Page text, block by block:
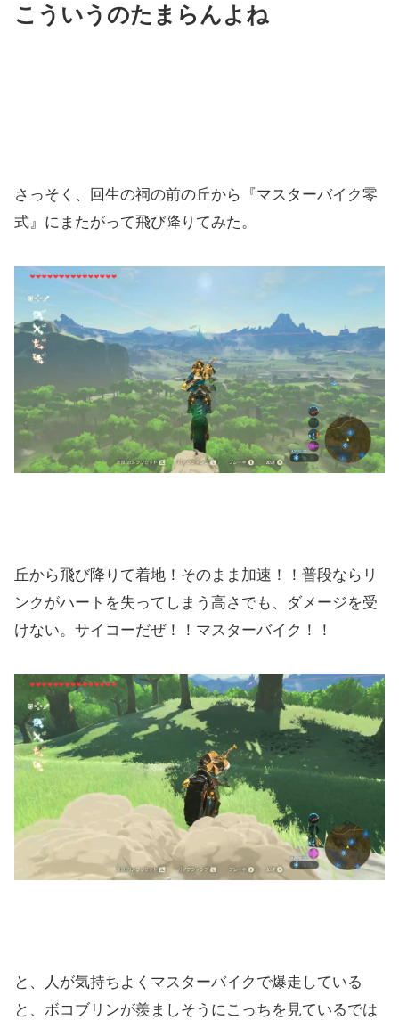
こういうのたまらんよね
さっそく、回生の祠の前の丘から『マスターバイク零
式』にまたがって飛び降りてみた。
丘から飛び降りて着地！そのまま加速！！普段ならリ
ンクがハートを失ってしまう高さでも、ダメージを受
けない。サイコーだぜ！！マスターバイク！！
と、人が気持ちよくマスターバイクで爆走している
と、ボコブリンが羨ましそうにこっちを見ているでは